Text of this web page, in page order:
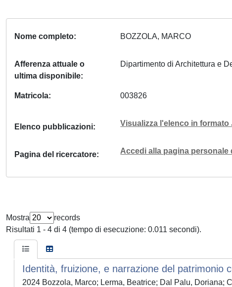
Nome completo BOZZOLA, MARCO
Afferenza attuale o
ultima disponibile
Dipartimento di Architettura e
Matricola 003826
Elenco pubblicazioni Visualizza l'elenco in formato
Pagina del ricercatore Accedi alla pagina
Mostra
records
Risultati 1 - 4 di 4 (tempo di esecuzione: 0.011 secondi).
Identità, fruizione, e narrazione del patrimonio
2024 Bozzola, Marco; Lerma, Beatrice; Dal Palu, Doriana;